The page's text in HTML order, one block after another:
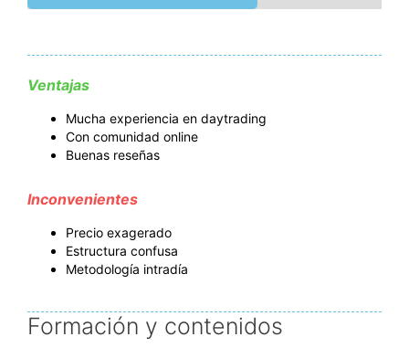
Ventajas
Mucha experiencia en daytrading
Con comunidad online
Buenas reseñas
Inconvenientes
Precio exagerado
Estructura confusa
Metodología intradía
Formación y contenidos